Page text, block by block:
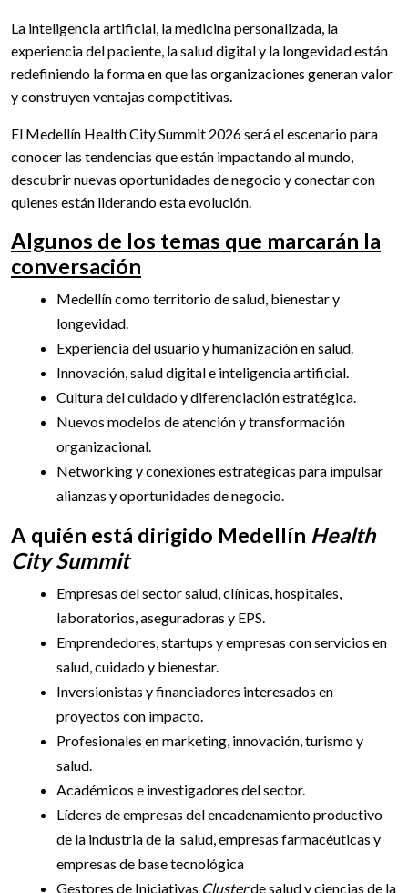
La inteligencia artificial, la medicina personalizada, la
experiencia del paciente, la salud digital y la longevidad están
redefiniendo la forma en que las organizaciones generan valor
y construyen ventajas competitivas.
El Medellín Health City Summit 2026 será el escenario para
conocer las tendencias que están impactando al mundo,
descubrir nuevas oportunidades de negocio y conectar con
quienes están liderando esta evolución.
Algunos de los temas que marcarán la
conversación
Medellín como territorio de salud, bienestar y
longevidad.
Experiencia del usuario y humanización en salud.
Innovación, salud digital e inteligencia artificial.
Cultura del cuidado y diferenciación estratégica.
Nuevos modelos de atención y transformación
organizacional.
Networking y conexiones estratégicas para impulsar
alianzas y oportunidades de negocio.
A quién está dirigido Medellín Health
City Summit
Empresas del sector salud, clínicas, hospitales,
laboratorios, aseguradoras y EPS.
Emprendedores, startups y empresas con servicios en
salud, cuidado y bienestar.
Inversionistas y financiadores interesados en
proyectos con impacto.
Profesionales en marketing, innovación, turismo y
salud.
Académicos e investigadores del sector.
Líderes de empresas del encadenamiento productivo
de la industria de la salud, empresas farmacéuticas y
empresas de base tecnológica
Gestores de Iniciativas Clusterde salud y ciencias de la